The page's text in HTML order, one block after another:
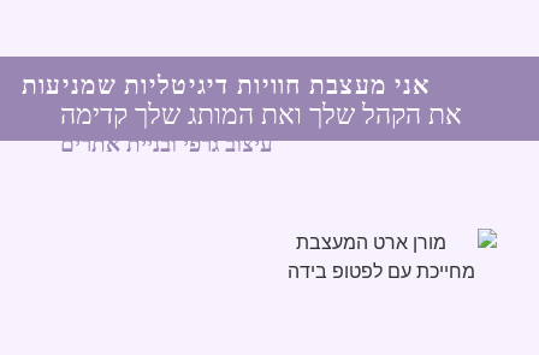
את הקהל שלך ואת המותג שלך קדימה
אני מעצבת חוויות דיגיטליות שמניעות
מורן ארט
עיצוב גרפי ובניית אתרים